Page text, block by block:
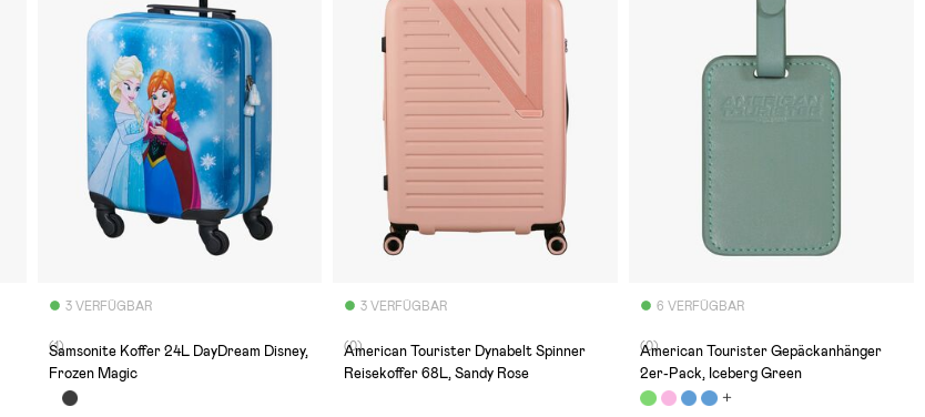
3 VERFÜGBAR
(1)
Samsonite Koffer 24L DayDream Disney,
Frozen Magic
3 VERFÜGBAR
(0)
American Tourister Dynabelt Spinner
Reisekoffer 68L, Sandy Rose
6 VERFÜGBAR
(0)
American Tourister Gepäckanhänger
2er-Pack, Iceberg Green